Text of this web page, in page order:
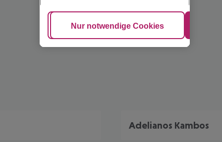
Adelianos Kambos
Cookie anpassen
Nur notwendige Cookies